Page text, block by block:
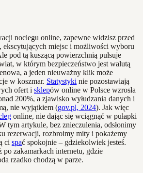
noclegu online, zapewne widzisz przed
miejsc i możliwości wyboru
pod tą kuszącą powierzchnią pulsuje
w którym bezpieczeństwo jest walutą
a jeden nieuważny klik może
w koszmar. Statystyki nie pozostawiają
ofert i sklepów online w Polsce wzrosła
200%, a zjawisko wyłudzania danych i
nie wyjątkiem (gov.pl, 2024). Jak więc
online, nie dając się wciągnąć w pułapki
tym artykule, bez znieczulenia, odsłonimy
rezerwacji, rozbroimy mity i pokażemy
ci spać spokojnie – gdziekolwiek jesteś.
po zakamarkach internetu, gdzie
rzadko chodzą w parze.